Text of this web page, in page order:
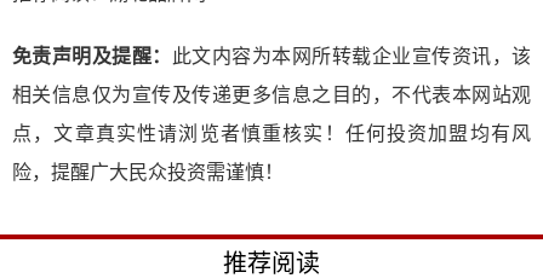
免责声明及提醒：
此文内容为本网所转载企业宣传资讯，该
相关信息仅为宣传及传递更多信息之目的，不代表本网站观
点，文章真实性请浏览者慎重核实！任何投资加盟均有风
险，提醒广大民众投资需谨慎！
推荐阅读